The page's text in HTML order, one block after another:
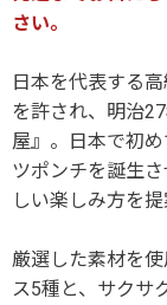
さい。
日本を代表する
を許され、明治
屋』。日本で初
ツポンチを誕生
しい楽しみ方を提
厳選した素材を
ス5種と、サクサ